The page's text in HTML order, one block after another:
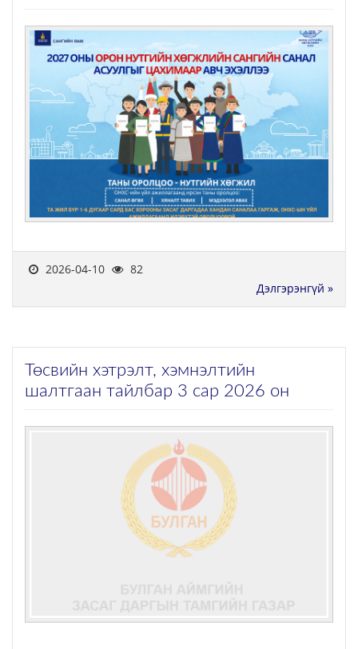
2026-04-10
82
Дэлгэрэнгүй »
Төсвийн хэтрэлт, хэмнэлтийн
шалтгаан тайлбар 3 сар 2026 он